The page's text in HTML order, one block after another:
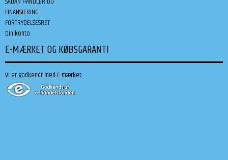
FINANSIERING
FORTRYDELSESRET
Din konto
E-MÆRKET OG KØBSGARANTI
Vi er godkendt med E-mærket: